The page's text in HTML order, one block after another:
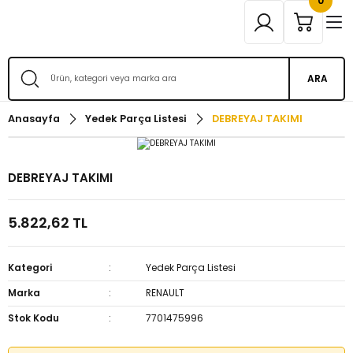
ARA
Anasayfa Yedek Parça Listesi DEBREYAJ TAKIMI
DEBREYAJ TAKIMI
5.822,62 TL
Kategori
Yedek Parça Listesi
Marka
RENAULT
Stok Kodu
7701475996